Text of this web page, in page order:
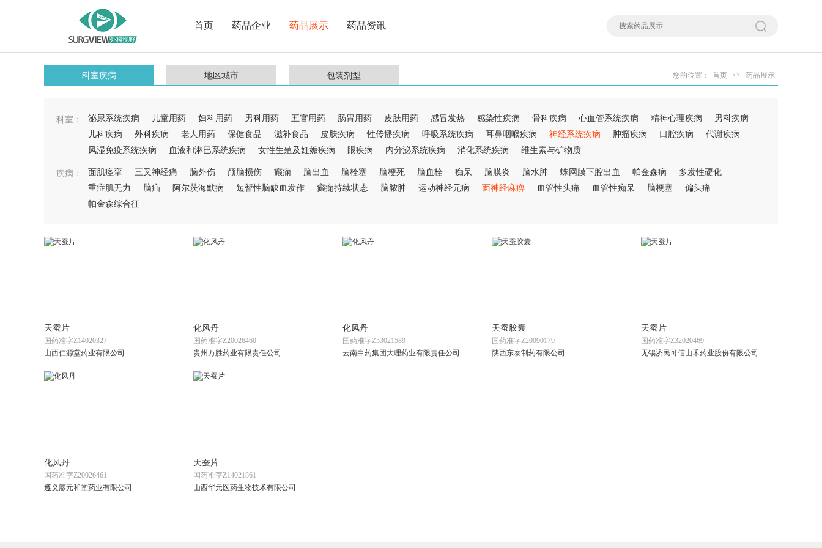
首页 药品企业 药品展示 药品资讯
科室疾病 地区城市 包装剂型 您的位置： 首页 >> 药品展示
科室： 泌尿系统疾病 儿童用药 妇科用药 男科用药 五官用药 肠胃用药 皮肤用药 感冒发热 感染性疾病 骨科疾病 心血管系统疾病 精神心理疾病
男科疾病
儿科疾病
外科疾病 老人用药 保健食品 滋补食品 皮肤疾病 性传播疾病 呼吸系统疾病 耳鼻咽喉疾病 神经系统疾病 肿瘤疾病 口腔疾病
代谢疾病
风湿免疫系统疾病
血液和淋巴系统疾病 女性生殖及妊娠疾病 眼疾病 内分泌系统疾病 消化系统疾病 维生素与矿物质
疾病： 面肌痉挛 三叉神经痛 脑外伤 颅脑损伤 癫痫 脑出血 脑栓塞 脑梗死 脑血栓 痴呆 脑膜炎 脑水肿 蛛网膜下腔出血 帕金森病
多发性硬化
重症肌无力
脑疝 阿尔茨海默病 短暂性脑缺血发作 癫痫持续状态 脑脓肿 运动神经元病 面神经麻痹 血管性头痛 血管性痴呆 脑梗塞
偏头痛
帕金森综合征
天蚕片
国药准字Z14020327
山西仁源堂药业有限公司
化风丹
国药准字Z20026460
贵州万胜药业有限责任公司
化风丹
国药准字Z53021589
云南白药集团大理药业有限责任公司
天蚕胶囊
国药准字Z20090179
陕西东泰制药有限公司
天蚕片
国药准字Z32020469
无锡济民可信山禾药业股份有限公司
化风丹
国药准字Z20026461
遵义廖元和堂药业有限公司
天蚕片
国药准字Z14021861
山西华元医药生物技术有限公司